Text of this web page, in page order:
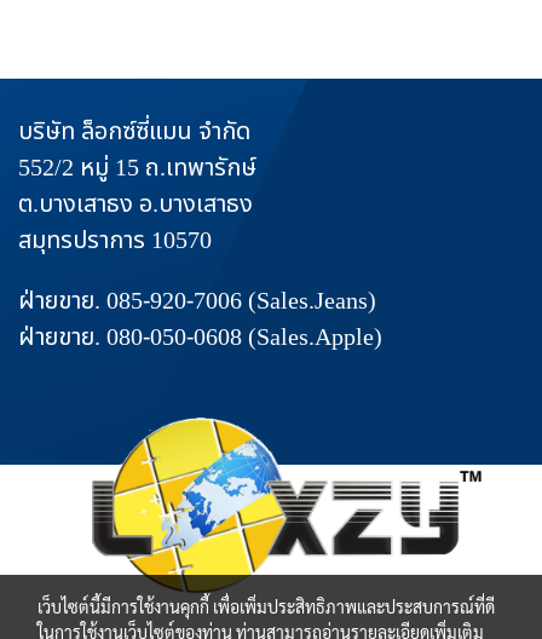
ติดต่อเรา
บริษัท ล็อกซ์ซี่แมน จำกัด
552/2 หมู่ 15 ถ.เทพารักษ์
ต.บางเสาธง อ.บางเสาธง
สมุทรปราการ 10570
ฝ่ายขาย. 085-920-7006 (Sales.Jeans)
ฝ่ายขาย. 080-050-0608 (Sales.Apple)
เว็บไซต์นี้มีการใช้งานคุกกี้ เพื่อเพิ่มประสิทธิภาพและประสบการณ์ที่ดี
ในการใช้งานเว็บไซต์ของท่าน ท่านสามารถอ่านรายละเอียดเพิ่มเติม